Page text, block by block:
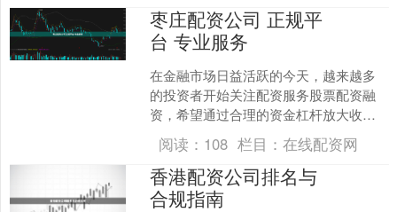
枣庄配资公司 正规平
台 专业服务
在金融市场日益活跃的今天，越来越多
的投资者开始关注配资服务股票配资融
资，希望通过合理的资金杠杆放大收
益。作为山东省重要的工业城市，枣庄
的投资者同样需要安全、可靠....
阅读： 108 栏目：在线配资网
香港配资公司排名与
合规指南